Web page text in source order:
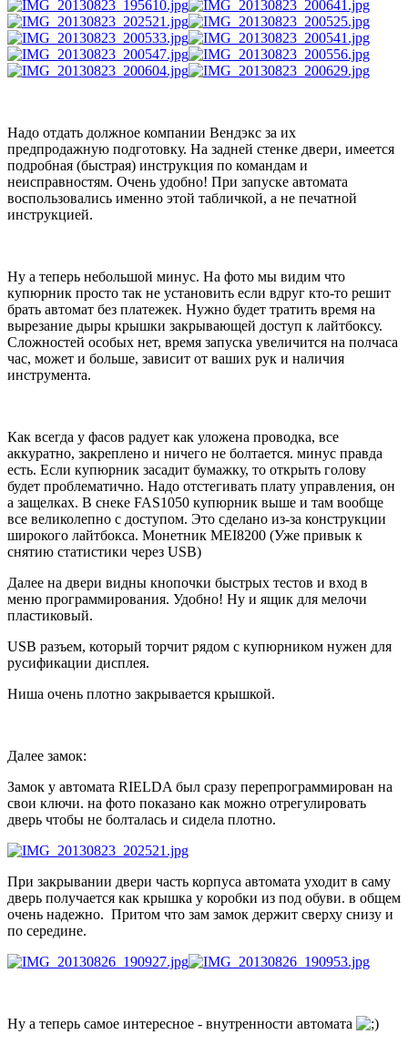
Надо отдать должное компании Вендэкс за их
предпродажную подготовку. На задней стенке двери, имеется
подробная (быстрая) инструкция по командам и
неисправностям. Очень удобно! При запуске автомата
воспользовались именно этой табличкой, а не печатной
инструкцией.
Ну а теперь небольшой минус. На фото мы видим что
купюрник просто так не установить если вдруг кто-то решит
брать автомат без платежек. Нужно будет тратить время на
вырезание дыры крышки закрывающей доступ к лайтбоксу.
Сложностей особых нет, время запуска увеличится на полчаса
час, может и больше, зависит от ваших рук и наличия
инструмента.
Как всегда у фасов радует как уложена проводка, все
аккуратно, закреплено и ничего не болтается. минус правда
есть. Если купюрник засадит бумажку, то открыть голову
будет проблематично. Надо отстегивать плату управления, он
а защелках. В снеке FAS1050 купюрник выше и там вообще
все великолепно с доступом. Это сделано из-за конструкции
широкого лайтбокса. Монетник MEI8200 (Уже привык к
снятию статистики через USB)
Далее на двери видны кнопочки быстрых тестов и вход в
меню программирования. Удобно! Ну и ящик для мелочи
пластиковый.
USB разъем, который торчит рядом с купюрником нужен для
русификации дисплея.
Ниша очень плотно закрывается крышкой.
Далее замок:
Замок у автомата RIELDA был сразу перепрограммирован на
свои ключи. на фото показано как можно отрегулировать
дверь чтобы не болталась и сидела плотно.
При закрывании двери часть корпуса автомата уходит в саму
дверь получается как крышка у коробки из под обуви. в общем
очень надежно. Притом что зам замок держит сверху снизу и
по середине.
Ну а теперь самое интересное - внутренности автомата